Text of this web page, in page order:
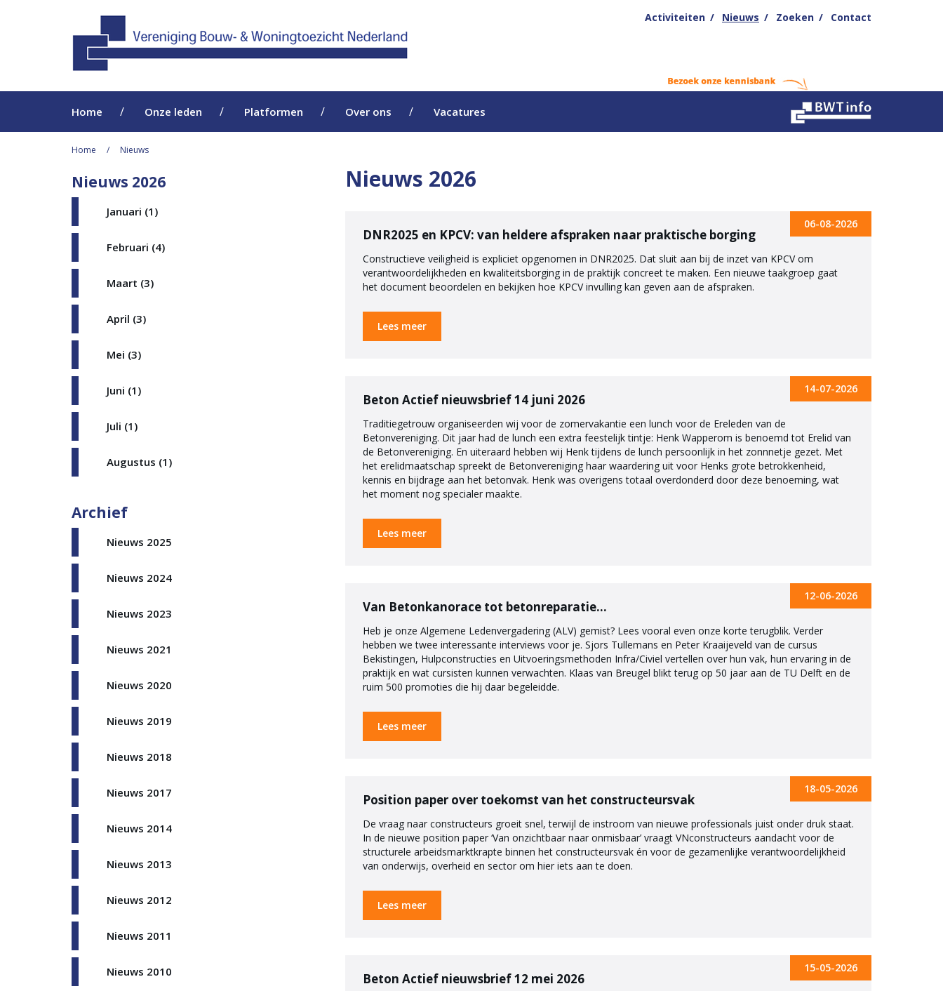
Activiteiten Nieuws Zoeken Contact
Home Onze leden Platformen Over ons Vacatures
Home Nieuws
Nieuws 2026
Januari (1)
Februari (4)
Maart (3)
April (3)
Mei (3)
Juni (1)
Juli (1)
Augustus (1)
Archief
Nieuws 2025
Nieuws 2024
Nieuws 2023
Nieuws 2021
Nieuws 2020
Nieuws 2019
Nieuws 2018
Nieuws 2017
Nieuws 2014
Nieuws 2013
Nieuws 2012
Nieuws 2011
Nieuws 2010
Nieuws 2026
DNR2025 en KPCV: van heldere afspraken naar praktische borging
06-08-2026
Constructieve veiligheid is expliciet opgenomen in DNR2025. Dat sluit aan bij de inzet van KPCV om
verantwoordelijkheden en kwaliteitsborging in de praktijk concreet te maken. Een nieuwe taakgroep gaat
het document beoordelen en bekijken hoe KPCV invulling kan geven aan de afspraken.
Lees meer
Beton Actief nieuwsbrief 14 juni 2026
14-07-2026
Traditiegetrouw organiseerden wij voor de zomervakantie een lunch voor de Ereleden van de
Betonvereniging. Dit jaar had de lunch een extra feestelijk tintje: Henk Wapperom is benoemd tot Erelid van
de Betonvereniging. En uiteraard hebben wij Henk tijdens de lunch persoonlijk in het zonnnetje gezet. Met
het erelidmaatschap spreekt de Betonvereniging haar waardering uit voor Henks grote betrokkenheid,
kennis en bijdrage aan het betonvak. Henk was overigens totaal overdonderd door deze benoeming, wat
het moment nog specialer maakte.
Lees meer
Van Betonkanorace tot betonreparatie...
12-06-2026
Heb je onze Algemene Ledenvergadering (ALV) gemist? Lees vooral even onze korte terugblik. Verder
hebben we twee interessante interviews voor je. Sjors Tullemans en Peter Kraaijeveld van de cursus
Bekistingen, Hulpconstructies en Uitvoeringsmethoden Infra/Civiel vertellen over hun vak, hun ervaring in de
praktijk en wat cursisten kunnen verwachten. Klaas van Breugel blikt terug op 50 jaar aan de TU Delft en de
ruim 500 promoties die hij daar begeleidde.
Lees meer
Position paper over toekomst van het constructeursvak
18-05-2026
De vraag naar constructeurs groeit snel, terwijl de instroom van nieuwe professionals juist onder druk staat.
In de nieuwe position paper ‘Van onzichtbaar naar onmisbaar’ vraagt VNconstructeurs aandacht voor de
structurele arbeidsmarktkrapte binnen het constructeursvak én voor de gezamenlijke verantwoordelijkheid
van onderwijs, overheid en sector om hier iets aan te doen.
Lees meer
Beton Actief nieuwsbrief 12 mei 2026
15-05-2026